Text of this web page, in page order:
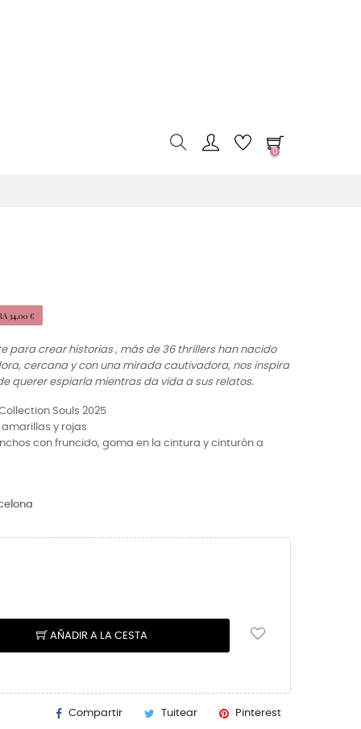
0
34,00 €
para crear historias , más de 36 thrillers han nacido
cercana y con una mirada cautivadora, nos inspira
querer espiarla mientras da vida a sus relatos.
Souls 2025
y rojas
con fruncido, goma en la cintura y cinturón a
AÑADIR A LA CESTA
Compartir Tuitear Pinterest